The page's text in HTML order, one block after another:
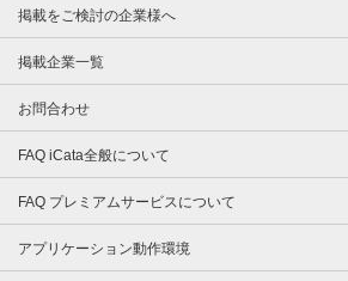
掲載をご検討の企業様へ
掲載企業一覧
お問合わせ
FAQ iCata全般について
FAQ プレミアムサービスについて
アプリケーション動作環境